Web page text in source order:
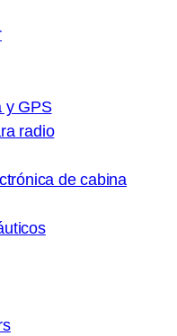
y GPS
radio
de cabina